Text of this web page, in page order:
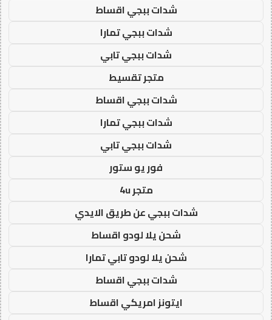
شدات ببجي اقساط
شدات ببجي تمارا
شدات ببجي تابي
متجر تقسيط
شدات ببجي اقساط
شدات ببجي تمارا
شدات ببجي تابي
فور يو ستور
متجر 4u
شدات ببجي عن طريق الايدي
شحن يلا لودو اقساط
شحن يلا لودو تابي تمارا
شدات ببجي اقساط
ايتونز امريكي اقساط